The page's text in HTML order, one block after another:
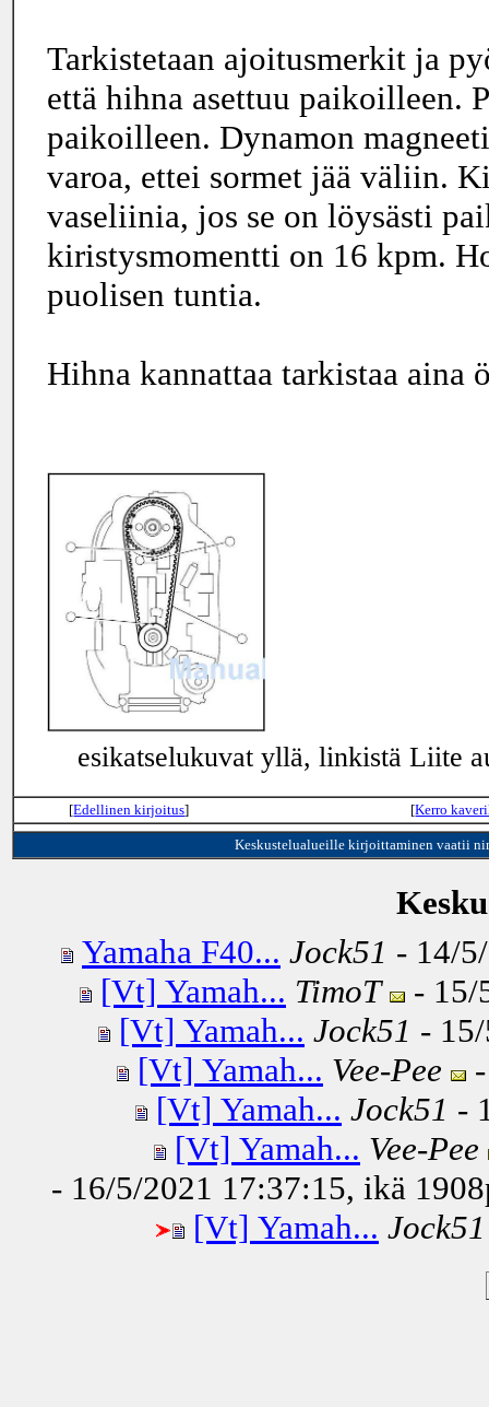
Tarkistetaan ajoitusmerkit ja
että hihna asettuu paikoilleen.
paikoilleen. Dynamon
varoa, ettei sormet jää väliin.
vaseliinia, jos se on löysästi
kiristysmomentti on 16 kpm.
puolisen tuntia.
Hihna kannattaa tarkistaa aina
esikatselukuvat yllä, linkistä Liite
[Edellinen kirjoitus] [Kerro
Keskustelualueille kirjoittaminen vaatii
Yamaha F40... Jock51 - 14/
[Vt] Yamah... TimoT
- 15/
[Vt] Yamah... Jock51 -
[Vt] Yamah... Vee-Pee
[Vt] Yamah... Jock51 -
[Vt] Yamah... Vee-Pee
- 16/5/2021 17:37:15, ikä
[Vt] Yamah... Jock51